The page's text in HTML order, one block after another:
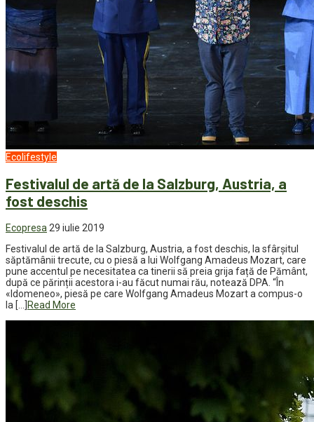
Ecolifestyle
Festivalul de artă de la Salzburg, Austria, a
fost deschis
Ecopresa 29 iulie 2019
Festivalul de artă de la Salzburg, Austria, a fost deschis, la sfârșitul
săptămânii trecute, cu o piesă a lui Wolfgang Amadeus Mozart, care
pune accentul pe necesitatea ca tinerii să preia grija față de Pământ,
după ce părinții acestora i-au făcut numai rău, notează DPA. “În
«Idomeneo», piesă pe care Wolfgang Amadeus Mozart a compus-o
la […]
Read More